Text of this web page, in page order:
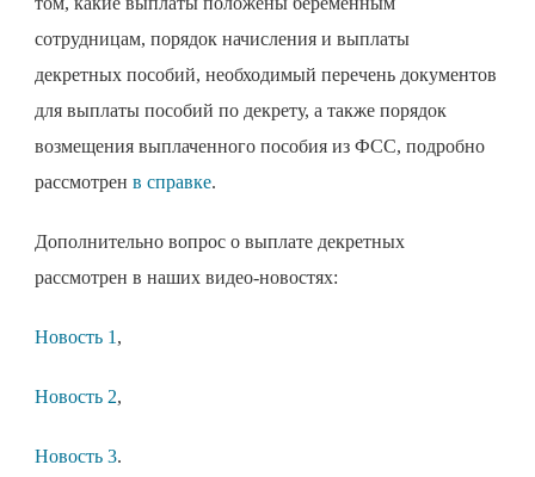
сотрудницам, порядок начисления и выплаты
декретных пособий, необходимый перечень документов
для выплаты пособий по декрету, а также порядок
возмещения выплаченного пособия из ФСС, подробно
рассмотрен в справке.
Дополнительно вопрос о выплате декретных
рассмотрен в наших видео-новостях:
Новость 1 ,
Новость 2,
Новость 3.